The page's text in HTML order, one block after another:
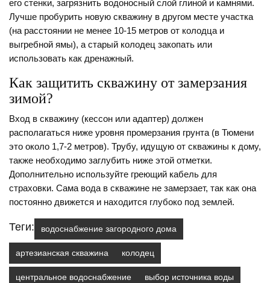
его стенки, загрязнить водоносный слой глиной и камнями.
Лучше пробурить новую скважину в другом месте участка
(на расстоянии не менее 10-15 метров от колодца и
выгребной ямы), а старый колодец закопать или
использовать как дренажный.
Как защитить скважину от замерзания
зимой?
Вход в скважину (кессон или адаптер) должен
располагаться ниже уровня промерзания грунта (в Тюмени
это около 1,7-2 метров). Трубу, идущую от скважины к дому,
также необходимо заглубить ниже этой отметки.
Дополнительно используйте греющий кабель для
страховки. Сама вода в скважине не замерзает, так как она
постоянно движется и находится глубоко под землей.
Теги: водоснабжение загородного дома
артезианская скважина колодец
центральное водоснабжение выбор источника воды